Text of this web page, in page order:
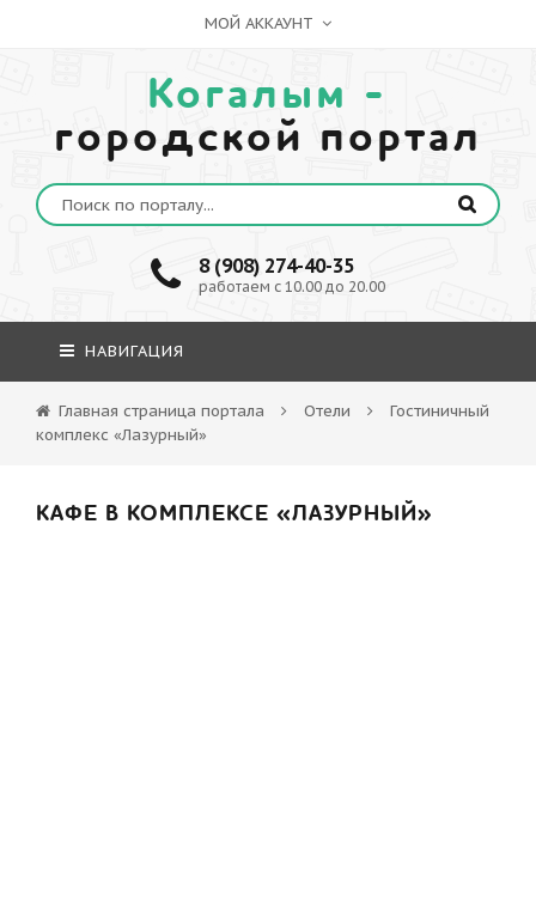
МОЙ АККАУНТ
Когалым -
городской портал
8 (908) 274-40-35
работаем с 10.00 до 20.00
НАВИГАЦИЯ
Главная страница портала Отели
Гостиничный
комплекс «Лазурный»
КАФЕ В КОМПЛЕКСЕ «ЛАЗУРНЫЙ»